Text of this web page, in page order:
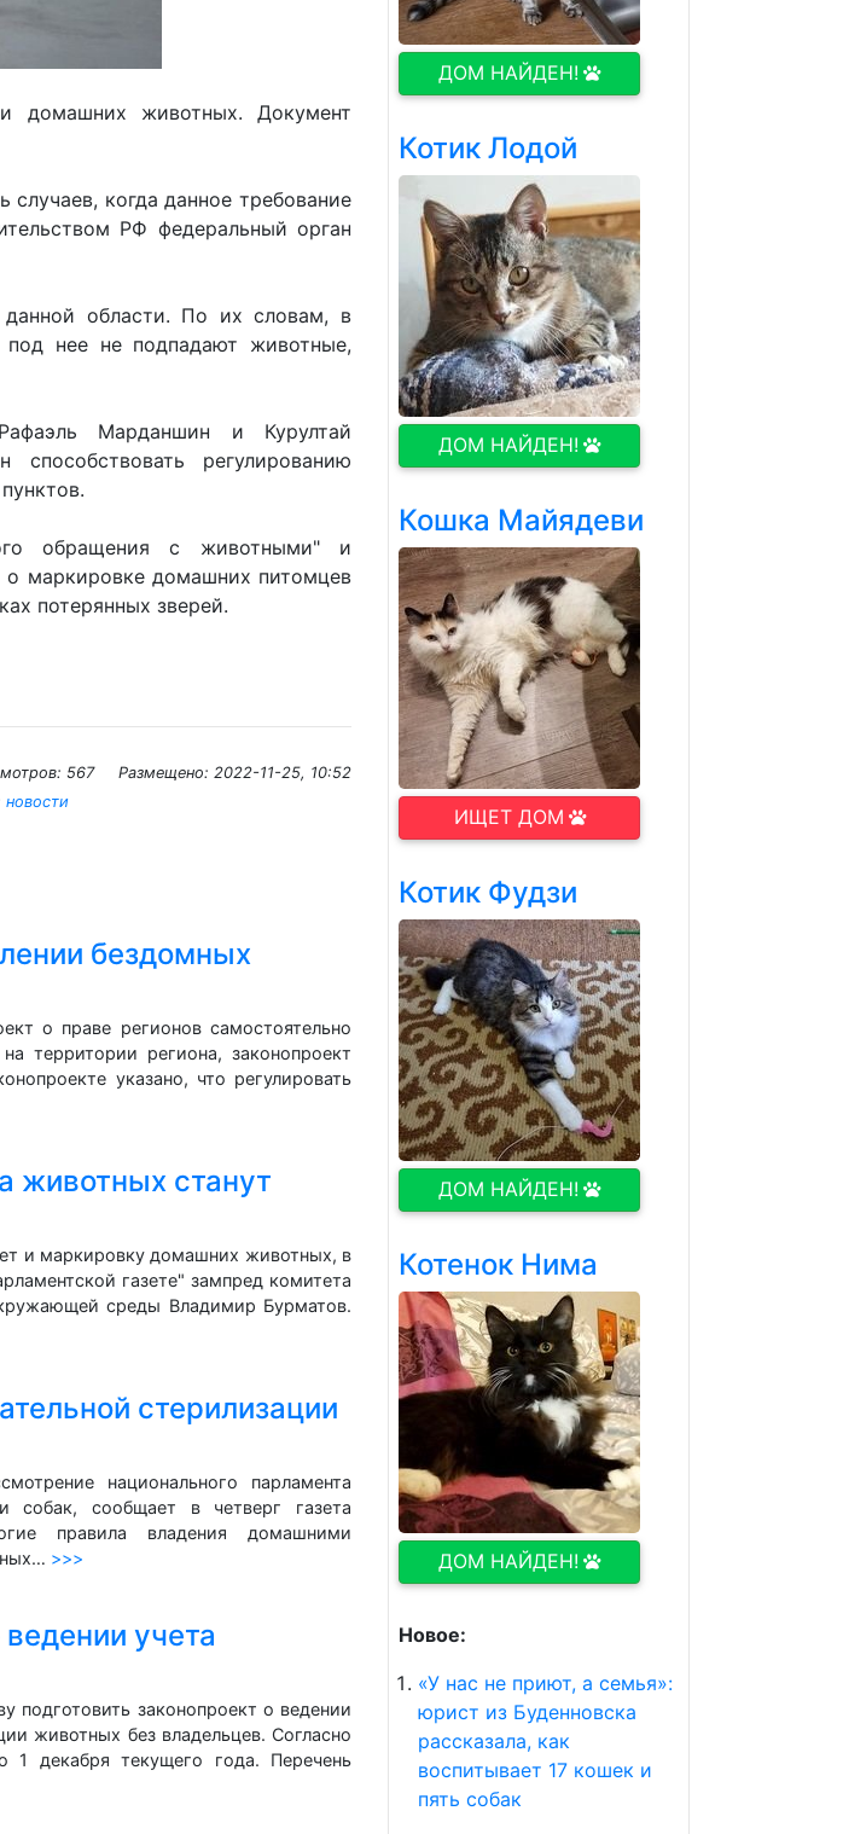
домашних животных. Документ
случаев, когда данное требование
РФ федеральный орган
области. По их словам, в
под нее не подпадают животные,
Марданшин и Курултай
регулированию
обращения с животными" и
о маркировке домашних питомцев
потерянных зверей.
567 Размещено: 2022-11-25, 10:52
новости
бездомных
о праве регионов самостоятельно
территории региона, законопроект
указано, что регулировать
животных станут
и маркировку домашних животных, в
газете" зампред комитета
среды Владимир Бурматов.
стерилизации
национального парламента
собак, сообщает в четверг газета
правила владения домашними
>>>
учета
подготовить законопроект о ведении
животных без владельцев. Согласно
1 декабря текущего года. Перечень
ДОМ НАЙДЕН!
Котик Лодой
ДОМ НАЙДЕН!
Кошка Майядеви
ИЩЕТ ДОМ
Котик Фудзи
ДОМ НАЙДЕН!
Котенок Нима
ДОМ НАЙДЕН!
Новое:
«У нас не приют, а семья»:
юрист из Буденновска
рассказала, как
воспитывает 17 кошек и
пять собак